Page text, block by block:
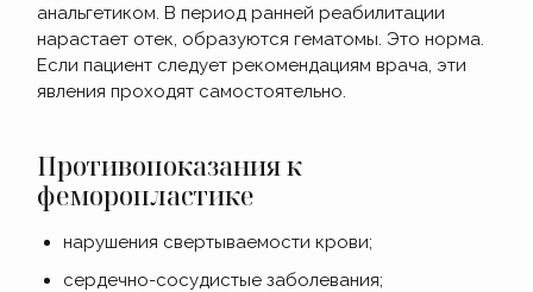
анальгетиком. В период ранней реабилитации
нарастает отек, образуются гематомы. Это норма.
Если пациент следует рекомендациям врача, эти
явления проходят самостоятельно.
Противопоказания к
феморопластике
нарушения свертываемости крови;
сердечно-сосудистые заболевания;